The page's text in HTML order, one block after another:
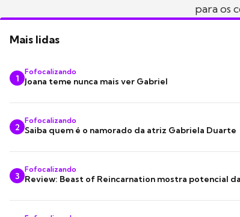
para os
Mais lidas
1
Fofocalizando
Joana teme nunca mais ver Gabriel
2
Fofocalizando
Saiba quem é o namorado da atriz Gabriela Duarte
3
Fofocalizando
Review: Beast of Reincarnation mostra potencial